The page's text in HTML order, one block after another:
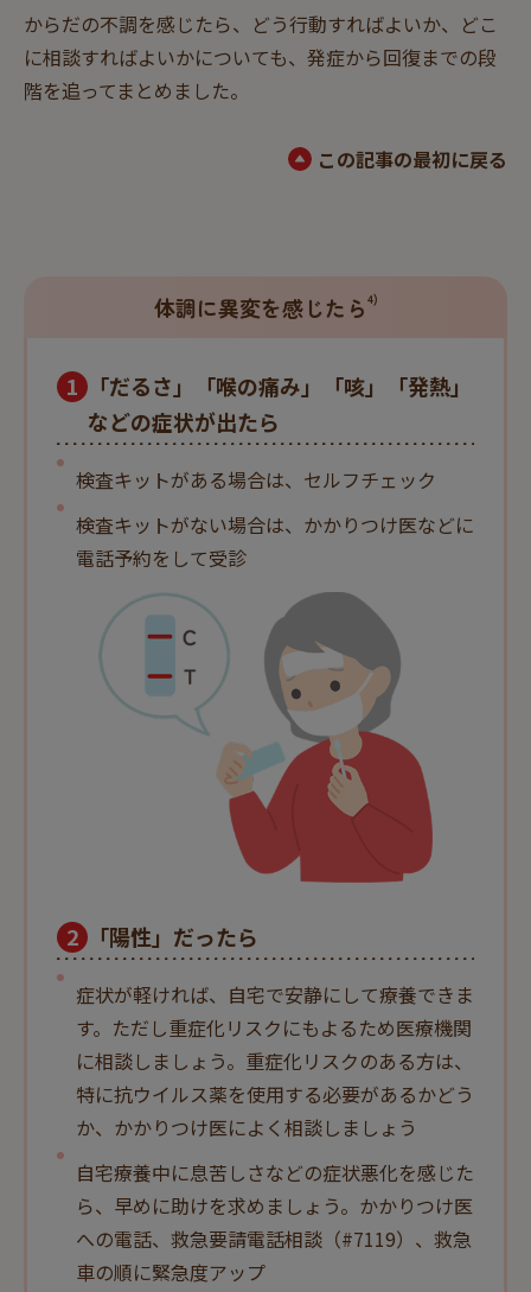
からだの不調を感じたら、どう行動すればよいか、どこ
に相談すればよいかについても、発症から回復までの段
階を追ってまとめました。
この記事の最初に戻る
体調に異変を感じたら 4)
1
「だるさ」「喉の痛み」「咳」「発熱」
などの症状が出たら
検査キットがある場合は、セルフチェック
検査キットがない場合は、かかりつけ医などに
電話予約をして受診
2 「陽性」だったら
症状が軽ければ、自宅で安静にして療養できま
す。ただし重症化リスクにもよるため医療機関
に相談しましょう。重症化リスクのある方は、
特に抗ウイルス薬を使用する必要があるかどう
か、かかりつけ医によく相談しましょう
自宅療養中に息苦しさなどの症状悪化を感じた
ら、早めに助けを求めましょう。かかりつけ医
への電話、救急要請電話相談（#7119）、救急
車の順に緊急度アップ